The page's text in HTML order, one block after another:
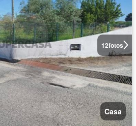
12fotos
Casa